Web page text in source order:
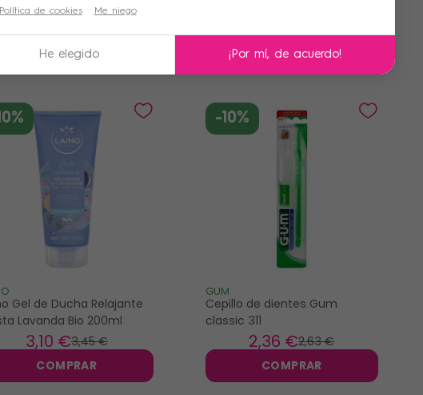
Otros Productos
Gel de Ducha Relajante
Lavanda Bio 200ml
3,45 €
3,10 €
COMPRAR
-10%
GUM
Cepillo de dientes Gum
classic 311
2,63 €
2,36 €
COMPRAR
Iniciar sesión
Política de cookies Me niego
He elegido ¡Por mí, de acuerdo!